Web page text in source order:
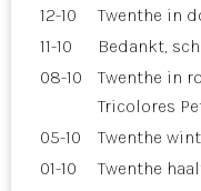
12-10
Twenthe in
11-10
Bedankt,
08-10
Twenthe in
Tricolores
05-10
Twenthe
01-10
Twenthe